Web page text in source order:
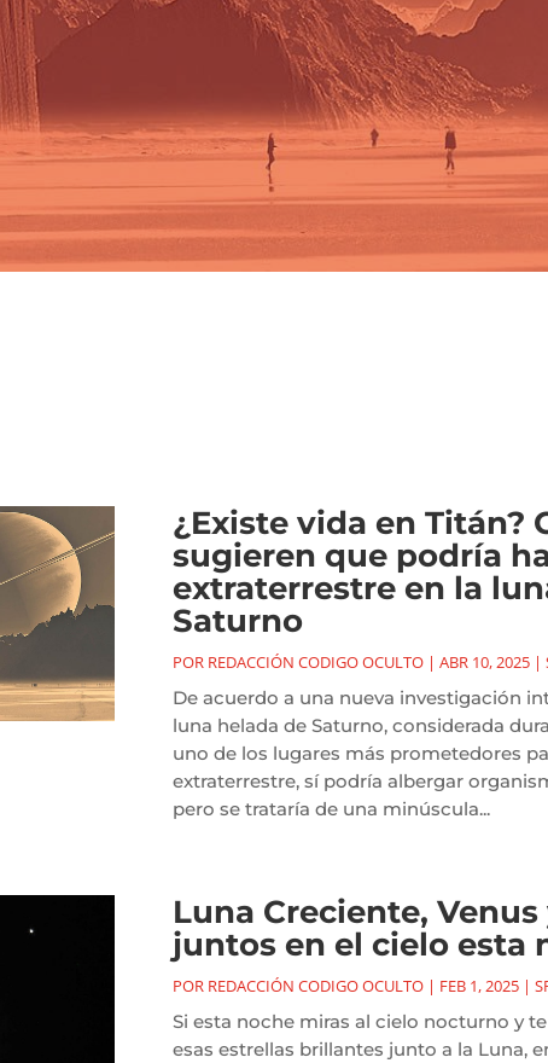
¿Existe vida en Titán?
sugieren que podría
extraterrestre en la
Saturno
POR REDACCIÓN CODIGO OCULTO| ABR 10, 2025|
De acuerdo a una nueva investigación
luna helada de Saturno, considerada
uno de los lugares más prometedores
extraterrestre, sí podría albergar
pero se trataría de una minúscula...
Luna Creciente,
juntos en el cielo esta
POR REDACCIÓN CODIGO OCULTO| FEB 1, 2025|
Si esta noche miras al cielo nocturno y
esas estrellas brillantes junto a la Luna,